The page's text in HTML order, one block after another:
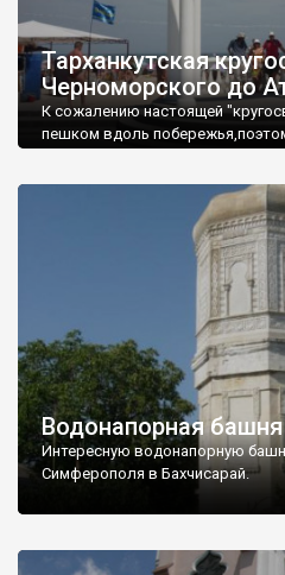
Тарханкутская
Черноморского до
К сожалению настоящей
пешком вдоль
Водонапорная
Интересную водонапорную
Симферополя в Бахчисарай.